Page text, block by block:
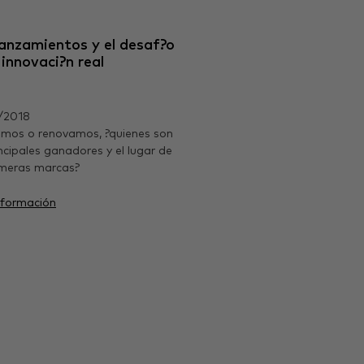
y el desaf?o
real
o renovamos, ?quienes son
ganadores y el lugar de
marcas?